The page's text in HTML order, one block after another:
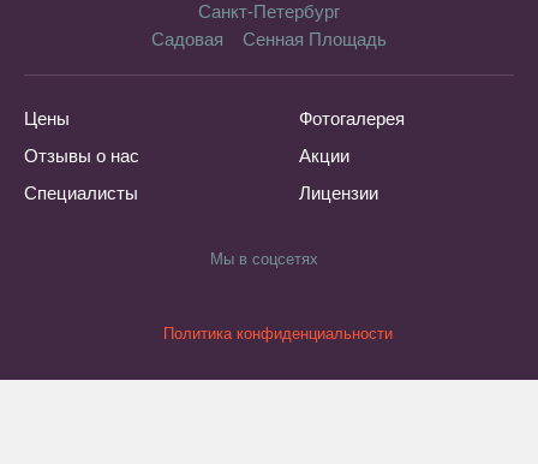
Санкт-Петербург
Садовая
Сенная Площадь
Цены
Отзывы о нас
Специалисты
Фотогалерея
Акции
Лицензии
Мы в соцсетях
Политика конфиденциальности